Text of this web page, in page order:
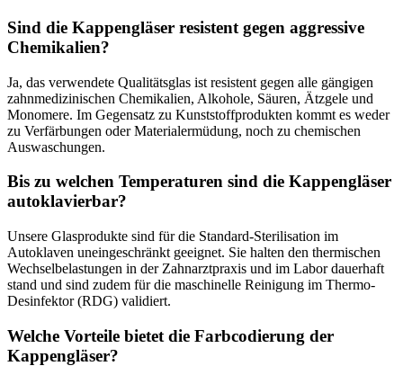
Sind die Kappengläser resistent gegen aggressive
Chemikalien?
Ja, das verwendete Qualitätsglas ist resistent gegen alle gängigen
zahnmedizinischen Chemikalien, Alkohole, Säuren, Ätzgele und
Monomere. Im Gegensatz zu Kunststoffprodukten kommt es weder
zu Verfärbungen oder Materialermüdung, noch zu chemischen
Auswaschungen.
Bis zu welchen Temperaturen sind die Kappengläser
autoklavierbar?
Unsere Glasprodukte sind für die Standard-Sterilisation im
Autoklaven uneingeschränkt geeignet. Sie halten den thermischen
Wechselbelastungen in der Zahnarztpraxis und im Labor dauerhaft
stand und sind zudem für die maschinelle Reinigung im Thermo-
Desinfektor (RDG) validiert.
Welche Vorteile bietet die Farbcodierung der
Kappengläser?